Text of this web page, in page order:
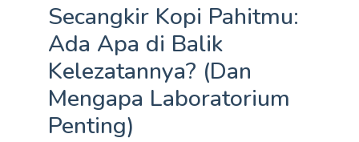
Secangkir Kopi Pahitmu:
Ada Apa di Balik
Kelezatannya? (Dan
Mengapa Laboratorium
Penting)